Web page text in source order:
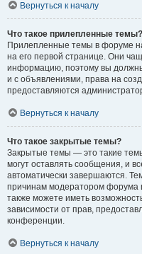
Вернуться к началу
Что такое прилепленные темы?
Прилепленные темы в форуме
на его первой странице. Они
информацию, поэтому вы
и с объявлениями, права на
предоставляются
Вернуться к началу
Что такое закрытые темы?
Закрытые темы — это такие
могут оставлять сообщения, и
автоматически завершаются.
причинам модератором форума
также можете иметь
зависимости от прав,
конференции.
Вернуться к началу